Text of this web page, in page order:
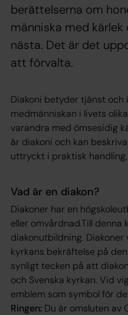
berättelserna om
människa med
nästa. Det är det
att förvalta.
Diakoni betyder tjänst och
medmänniskan i livets
varandra med ömsesidig
är diakoni och kan
uttryckt i praktisk
Vad är en diakon?
Diakoner har en
eller omvårdnad.Till denna
diakonutbildning.
kyrkans bekräftelse på
synligt tecken på att
och Svenska kyrkan. Vid
emblem som symbol för
Ringen: Du är omsluten av